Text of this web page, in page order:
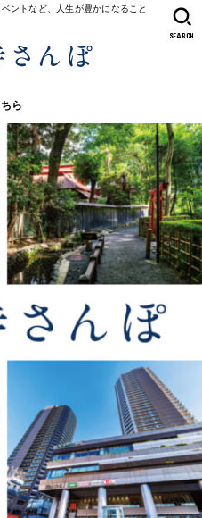
ントなど、人生が豊かになること
ら
SEARCH